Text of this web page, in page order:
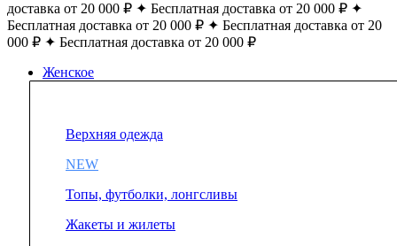
доставка от 20 000 ₽ ✦ Бесплатная доставка от 20 000 ₽ ✦
Бесплатная доставка от 20 000 ₽ ✦ Бесплатная доставка от 20
000 ₽ ✦ Бесплатная доставка от 20 000 ₽
Женское
Верхняя одежда
NEW
Топы, футболки, лонгсливы
Жакеты и жилеты